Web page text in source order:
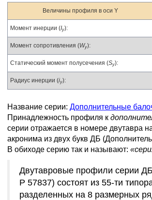
Величины профиля в оси Y
Момент инерции (Iy):
Момент сопротивления (Wy):
Статический момент полусечения (Sy):
Радиус инерции (iy):
Название серии: Дополнительные
Принадлежность профиля к
серии отражается в номере двутавра
акронима из двух букв ДБ
В обиходе серию так и называют:
Двутавровые профили серии
Р 57837) состоят из 55-ти
разделенных на 8 размерных